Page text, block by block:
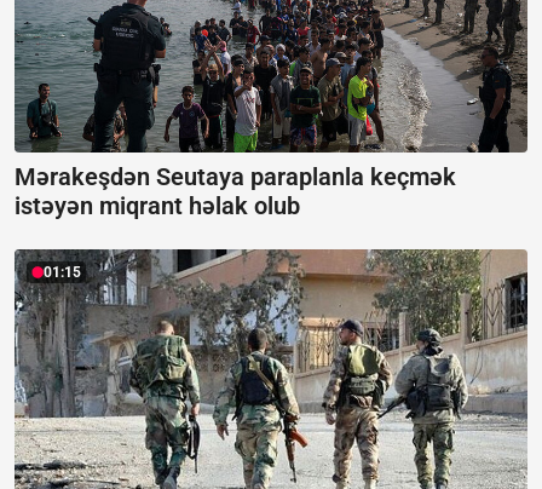
Mərakeşdən Seutaya paraplanla keçmək
istəyən miqrant həlak olub
01:15